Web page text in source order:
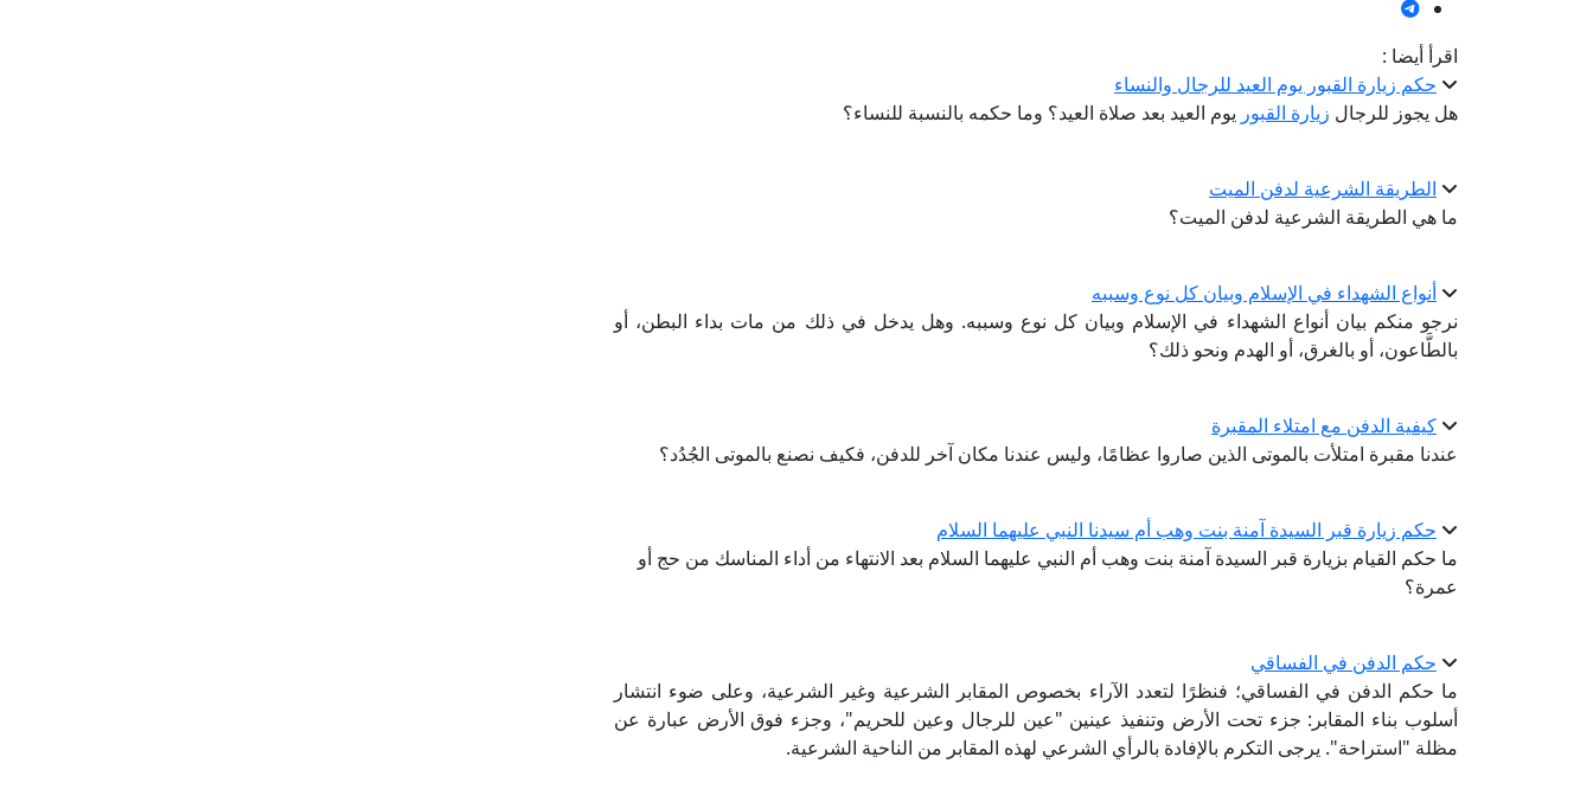
اقرأ أيضا :
حكم زيارة القبور يوم العيد للرجال والنساء
هل يجوز للرجال زيارة القبور يوم العيد بعد صلاة العيد؟ وما حكمه بالنسبة للنساء؟
الطريقة الشرعية لدفن الميت
ما هي الطريقة الشرعية لدفن الميت؟
أنواع الشهداء في الإسلام وبيان كل نوع وسببه
نرجو منكم بيان أنواع الشهداء في الإسلام وبيان كل نوع وسببه. وهل يدخل في ذلك من مات بداء البطن، أو
بالطَّاعون، أو بالغرق، أو الهدم ونحو ذلك؟
كيفية الدفن مع امتلاء المقبرة
عندنا مقبرة امتلأت بالموتى الذين صاروا عظامًا، وليس عندنا مكان آخر للدفن، فكيف نصنع بالموتى الجُدُد؟
حكم زيارة قبر السيدة آمنة بنت وهب أم سيدنا النبي عليهما السلام
ما حكم القيام بزيارة قبر السيدة آمنة بنت وهب أم النبي عليهما السلام بعد الانتهاء من أداء المناسك من حج أو
عمرة؟
حكم الدفن في الفساقي
ما حكم الدفن في الفساقي؛ فنظرًا لتعدد الآراء بخصوص المقابر الشرعية وغير الشرعية، وعلى ضوء انتشار
أسلوب بناء المقابر: جزء تحت الأرض وتنفيذ عينين "عين للرجال وعين للحريم"، وجزء فوق الأرض عبارة عن
مظلة "استراحة". يرجى التكرم بالإفادة بالرأي الشرعي لهذه المقابر من الناحية الشرعية.